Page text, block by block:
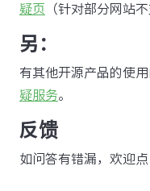
疑页 （针对部分网站
另：
有其他开源产品的使用
疑服务。
反馈
如问答有错漏，欢迎点